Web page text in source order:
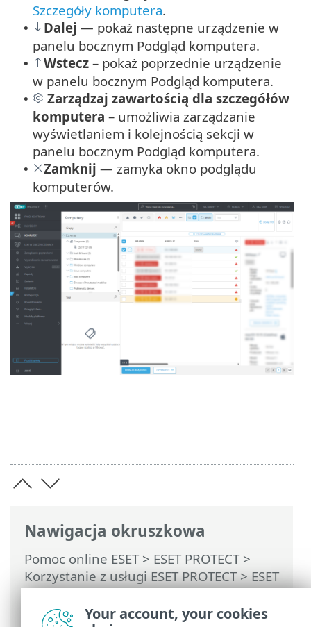
Nawigacja okruszkowa
Pomoc online ESET> ESET PROTECT>
Korzystanie z usługi ESET PROTECT>ESET
PROTECT Menu główne>Komputery>
Podgląd komputera
Szczegóły komputera.
• Dalej — pokaż następne urządzenie w
panelu bocznym Podgląd komputera.
• Wstecz – pokaż poprzednie urządzenie
w panelu bocznym Podgląd komputera.
•
Zarządzaj zawartością dla szczegółów
komputera – umożliwia zarządzanie
wyświetlaniem i kolejnością sekcji w
panelu bocznym Podgląd komputera.
• Zamknij — zamyka okno podglądu
komputerów.
Your account, your cookies